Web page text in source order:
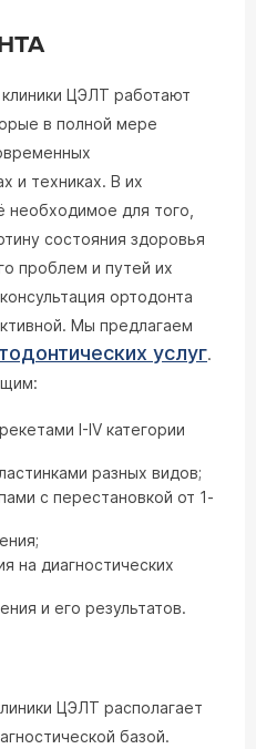
ЦЭЛТ работают
в полной мере
и техниках. В их
для того,
состояния здоровья
проблем и путей их
ортодонта
Мы предлагаем
услуг.
I-IV категории
разных видов;
с перестановкой от 1-
на диагностических
и его результатов.
ЦЭЛТ располагает
базой.